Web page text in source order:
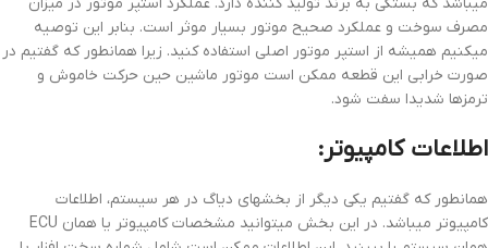
میباشد که بستگی به برند تولید کننده دارد. عملکرد استپر موتور در میزان
مصرف سوخت و عملکرد صحیح موتور بسیار موثر است. بنابر این توصیه
میکنیم همیشه از استپر موتور اصلی استفاده کنید. زیرا همانطور که گفتیم در
صورت خرابی این قطعه ممکن است موتور ماشین حین حرکت خاموش و
ترمزها شدیدا سفت شود.
اطلاعات کامپیوتر:
همانطور که گفتیم یکی دیگر از بخشهای دیاگ در هر سیستم، اطلاعات
کامپیوتر میباشد. در این بخش میتوانید مشخصات کامپیوتر یا همان ECU